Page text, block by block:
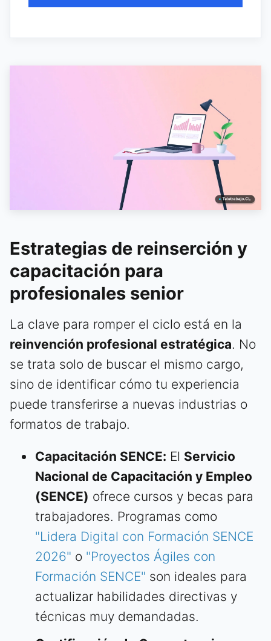
Estrategias de reinserción y
capacitación para
profesionales senior
La clave para romper el ciclo está en la
reinvención profesional estratégica. No
se trata solo de buscar el mismo cargo,
sino de identificar cómo tu experiencia
puede transferirse a nuevas industrias o
formatos de trabajo.
Capacitación SENCE: El Servicio
Nacional de Capacitación y Empleo
(SENCE) ofrece cursos y becas para
trabajadores. Programas como
"Lidera Digital con Formación SENCE
2026" o "Proyectos Ágiles con
Formación SENCE" son ideales para
actualizar habilidades directivas y
técnicas muy demandadas.